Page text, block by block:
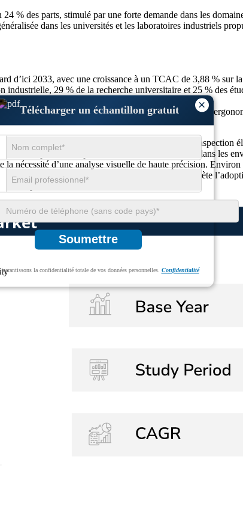
×
Télécharger un échantillon gratuit
Soumettre
garantissons la confidentialité totale de vos données personnelles. Confidentialité
% des parts, stimulé par une forte demande dans les
dans les universités et les laboratoires industriels
d’ici 2033, avec une croissance à un TCAC de 3,88 % sur
industrielle, 29 % de la recherche universitaire et 25 % des
portables et 22 % intègrent des fonctionnalités
en raison de ses applications accrues dans l’inspection
idéaux pour les inspections détaillées de surfaces dans les
nécessité d’une analyse visuelle de haute précision.
22 % à la consommation globale, ce qui reflète
de produits sur les marchés mondiaux.